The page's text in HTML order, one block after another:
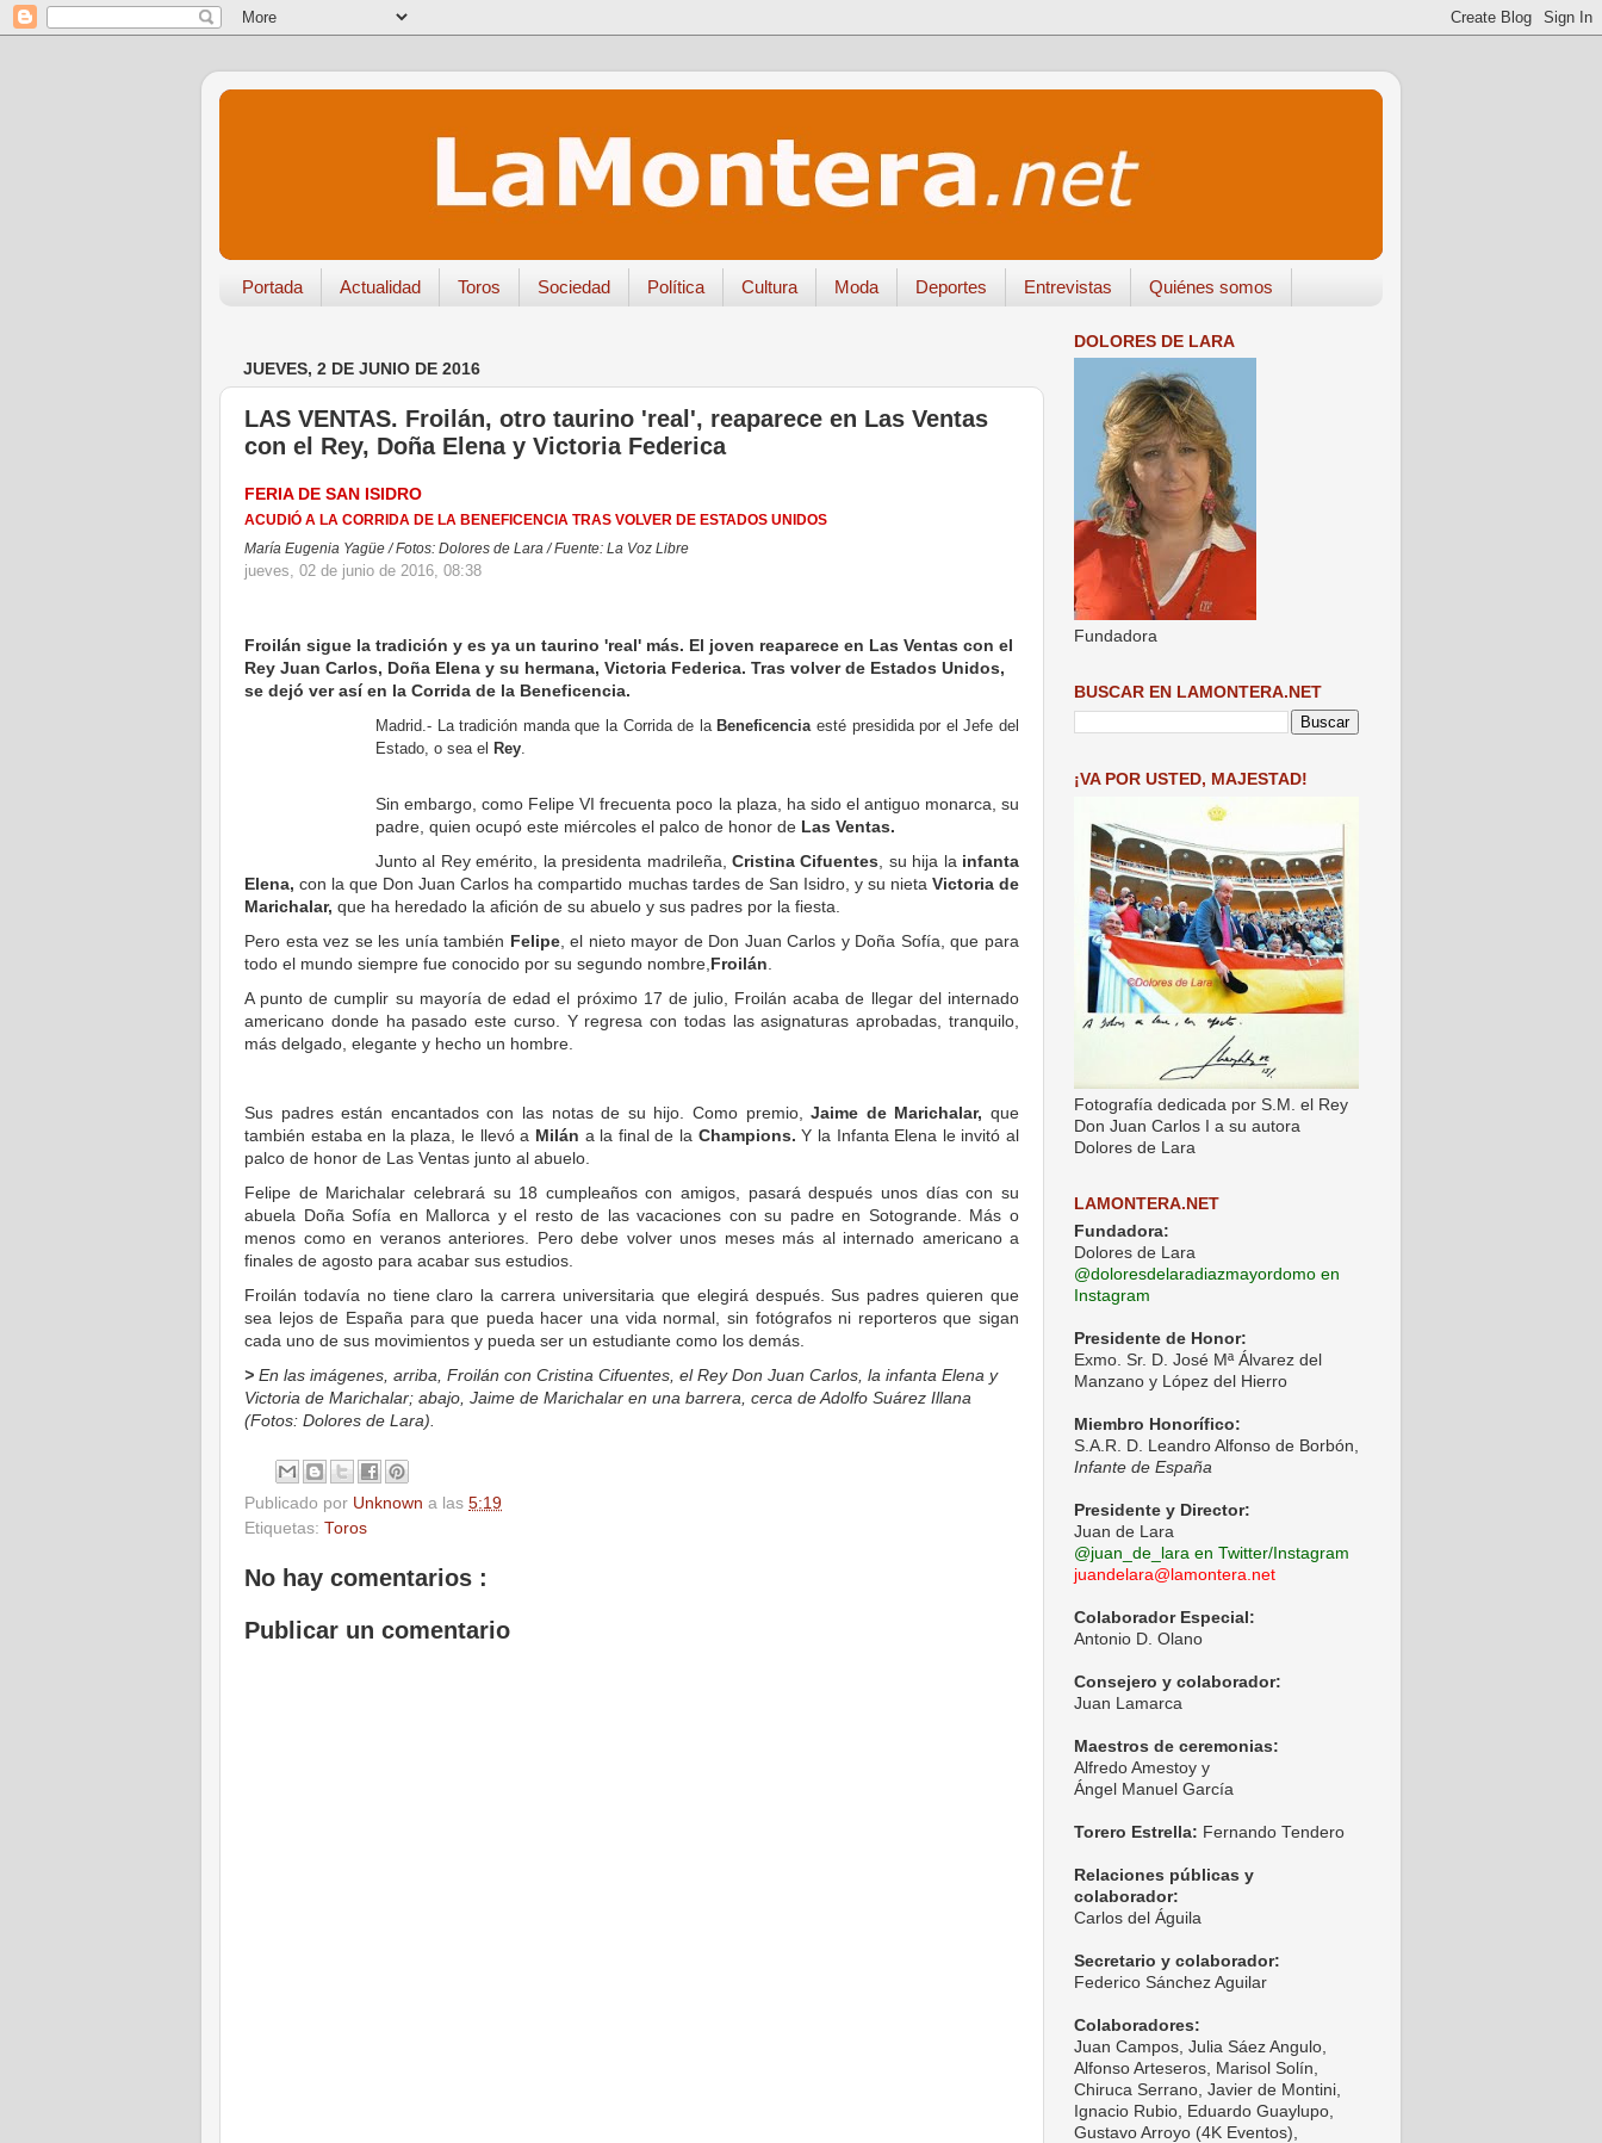
Portada Actualidad Toros Sociedad Política Cultura Moda Deportes Entrevistas Quiénes somos
JUEVES, 2 DE JUNIO DE 2016
LAS VENTAS. Froilán, otro taurino 'real', reaparece en Las Ventas
con el Rey, Doña Elena y Victoria Federica
FERIA DE SAN ISIDRO
ACUDIÓ A LA CORRIDA DE LA BENEFICENCIA TRAS VOLVER DE ESTADOS UNIDOS
María Eugenia Yagüe / Fotos: Dolores de Lara / Fuente: La Voz Libre
jueves, 02 de junio de 2016, 08:38
Froilán sigue la tradición y es ya un taurino 'real' más. El joven reaparece en Las Ventas con el
Rey Juan Carlos, Doña Elena y su hermana, Victoria Federica. Tras volver de Estados Unidos,
se dejó ver así en la Corrida de la Beneficencia.
Madrid.- La tradición manda que la Corrida de la Beneficenciaesté presidida por el Jefe del
Estado, o sea el Rey
Sin embargo, como Felipe VI frecuenta poco la plaza, ha sido el antiguo monarca, su
padre, quien ocupó este miércoles el palco de honor de Las Ventas.
Junto al Rey emérito, la presidenta madrileña, Cristina Cifuentes , su hija la infanta
Elena,con la que Don Juan Carlos ha compartido muchas tardes de San Isidro, y su nieta Victoria de
Marichalar, que ha heredado la afición de su abuelo y sus padres por la fiesta.
Pero esta vez se les unía también Felipe, el nieto mayor de Don Juan Carlos y Doña Sofía, que para
todo el mundo siempre fue conocido por su segundo nombre, Froilán
A punto de cumplir su mayoría de edad el próximo 17 de julio, Froilán acaba de llegar del internado
americano donde ha pasado este curso. Y regresa con todas las asignaturas aprobadas, tranquilo,
más delgado, elegante y hecho un hombre.
Sus padres están encantados con las notas de su hijo. Como premio,Jaime de Marichalar, que
también estaba en la plaza, le llevó a Milán a la final de la Champions.Y la Infanta Elena le invitó al
palco de honor de Las Ventas junto al abuelo.
Felipe de Marichalar celebrará su 18 cumpleaños con amigos, pasará después unos días con su
abuela Doña Sofía en Mallorca y el resto de las vacaciones con su padre en Sotogrande. Más o
menos como en veranos anteriores. Pero debe volver unos meses más al internado americano a
finales de agosto para acabar sus estudios.
Froilán todavía no tiene claro la carrera universitaria que elegirá después. Sus padres quieren que
sea lejos de España para que pueda hacer una vida normal, sin fotógrafos ni reporteros que sigan
cada uno de sus movimientos y pueda ser un estudiante como los demás.
> En las imágenes, arriba, Froilán con Cristina Cifuentes, el Rey Don Juan Carlos, la infanta Elena y
Victoria de Marichalar; abajo, Jaime de Marichalar en una barrera, cerca de Adolfo Suárez Illana
(Fotos: Dolores de Lara).
Publicado por Unknown a las 5:19
Etiquetas: Toros
No hay comentarios :
Publicar un comentario
DOLORES DE LARA
Fundadora
BUSCAR EN LAMONTERA.NET
¡VA POR USTED, MAJESTAD!
Fotografía dedicada por S.M. el Rey
Don Juan Carlos I a su autora
Dolores de Lara
LAMONTERA.NET
Fundadora:
Dolores de Lara
@doloresdelaradiazmayordomo en
Instagram
Presidente de Honor:
Exmo. Sr. D. José Mª Álvarez del
Manzano y López del Hierro
Miembro Honorífico:
S.A.R. D. Leandro Alfonso de Borbón,
Infante de España
Presidente y Director:
Juan de Lara
@juan_de_lara en Twitter/Instagram
juandelara@lamontera.net
Colaborador Especial:
Antonio D. Olano
Consejero y colaborador:
Juan Lamarca
Maestros de ceremonias:
Alfredo Amestoy y
Ángel Manuel García
Torero Estrella: Fernando Tendero
Relaciones públicas y
colaborador:
Carlos del Águila
Secretario y colaborador:
Federico Sánchez Aguilar
Colaboradores:
Juan Campos, Julia Sáez Angulo,
Alfonso Arteseros, Marisol Solín,
Chiruca Serrano, Javier de Montini,
Ignacio Rubio, Eduardo Guaylupo,
Gustavo Arroyo (4K Eventos),